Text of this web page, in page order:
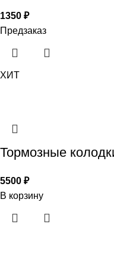
1350 ₽
Предзаказ
ХИТ
Тормозные
5500 ₽
В корзину